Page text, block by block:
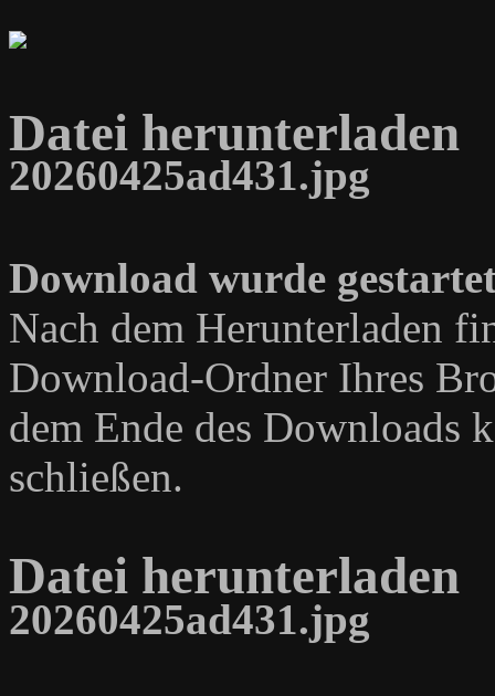
Datei herunterladen
20260425ad431.jpg
Download wurde
Nach dem Herunterladen
Download-Ordner Ihres
dem Ende des Downloads
schließen.
Datei herunterladen
20260425ad431.jpg